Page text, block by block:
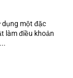
dụng một đặc
làm điều khoản